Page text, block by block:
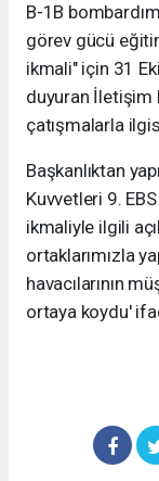
B-1B
görev gücü
ikmali" için 31
duyuran İletişim
çatışmalarla
Başkanlıktan
Kuvvetleri 9.
ikmaliyle ilgili
ortaklarımızla
havacılarının
ortaya koydu'